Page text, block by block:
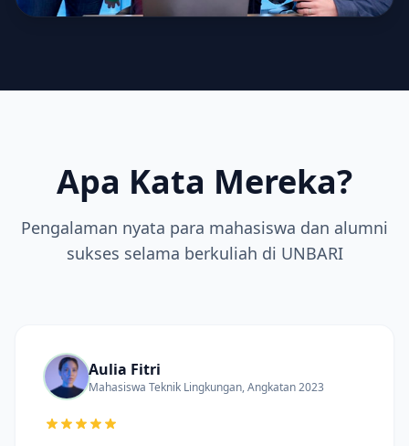
Apa Kata Mereka?
Pengalaman nyata para mahasiswa dan alumni
sukses selama berkuliah di UNBARI
Aulia Fitri
Mahasiswa Teknik Lingkungan, Angkatan 2023